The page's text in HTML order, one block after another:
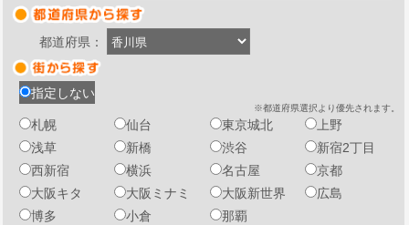
都道府県：
指定しない
※都道府県選択より優先されます。
札幌 仙台 東京城北
上野
浅草
新橋 渋谷
新宿2丁目
西新宿
横浜 名古屋
京都
大阪キタ
大阪ミナミ 大阪新世界
広島
博多
小倉 那覇